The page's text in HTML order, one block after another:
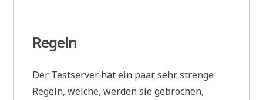
Regeln
Der Testserver hat ein paar sehr strenge
Regeln, welche, werden sie gebrochen,